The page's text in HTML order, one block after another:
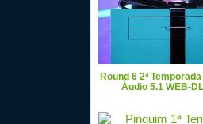
Round 6 2ª
Áudio 5.1 WEB-